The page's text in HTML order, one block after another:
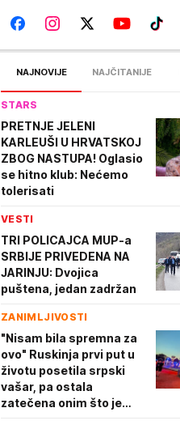
NAJNOVIJE NAJČITANIJE
STARS
PRETNJE JELENI
KARLEUŠI U HRVATSKOJ
ZBOG NASTUPA! Oglasio
se hitno klub: Nećemo
tolerisati
VESTI
TRI POLICAJCA MUP-a
SRBIJE PRIVEDENA NA
JARINJU: Dvojica
puštena, jedan zadržan
ZANIMLJIVOSTI
"Nisam bila spremna za
ovo" Ruskinja prvi put u
životu posetila srpski
vašar, pa ostala
zatečena onim što je